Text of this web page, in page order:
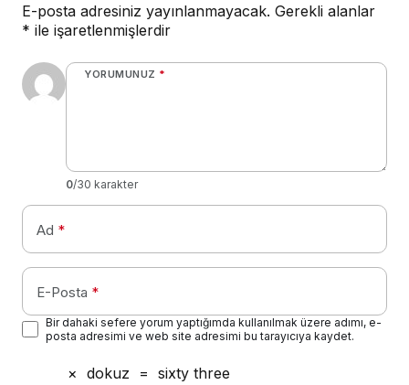
E-posta adresiniz yayınlanmayacak. Gerekli alanlar
* ile işaretlenmişlerdir
YORUMUNUZ *
0/30 karakter
Ad *
E-Posta *
Bir dahaki sefere yorum yaptığımda kullanılmak üzere adımı, e-
posta adresimi ve web site adresimi bu tarayıcıya kaydet.
× dokuz = sixty three